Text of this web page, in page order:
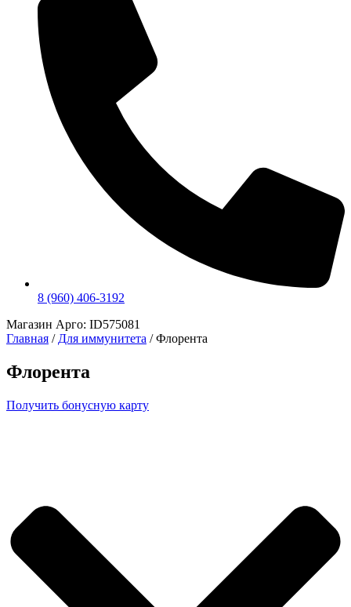
8 (960) 406-3192
Магазин Арго: ID575081
Главная / Для иммунитета / Флорента
Флорента
Получить бонусную карту